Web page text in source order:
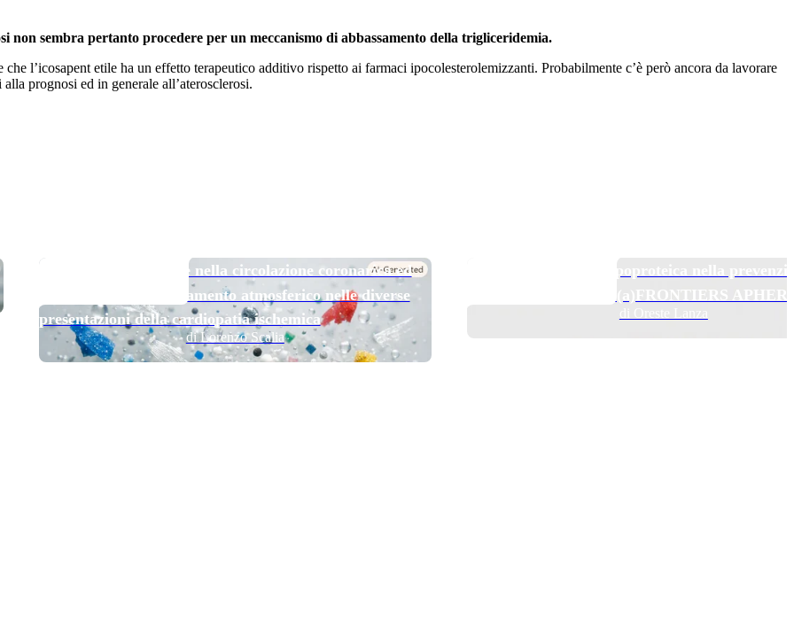
non sembra pertanto procedere per un meccanismo di abbassamento della trigliceridemia.
l’icosapent etile ha un effetto terapeutico additivo rispetto ai farmaci ipocolesterolemizzanti. Probabilmente c’è però ancora da lavorare
prognosi ed in generale all’aterosclerosi.
Micro e nanoplastiche nella circolazione coronarica ed
esposizione all’inquinamento atmosferico nelle diverse
presentazioni della cardiopatia ischemica
di Lorenzo Scalia
secondaria: il trial Lp(a)FRONTIERS
di Oreste Lanza